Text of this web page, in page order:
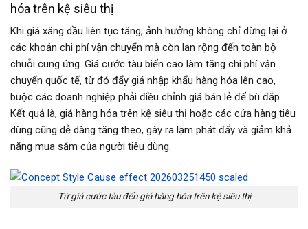
hóa trên kệ siêu thị
Khi giá xăng dầu liên tục tăng, ảnh hưởng không chỉ dừng lại ở
các khoản chi phí vận chuyển mà còn lan rộng đến toàn bộ
chuỗi cung ứng. Giá cước tàu biển cao làm tăng chi phí vận
chuyển quốc tế, từ đó đẩy giá nhập khẩu hàng hóa lên cao,
buộc các doanh nghiệp phải điều chỉnh giá bán lẻ để bù đắp.
Kết quả là, giá hàng hóa trên kệ siêu thị hoặc các cửa hàng tiêu
dùng cũng dễ dàng tăng theo, gây ra lạm phát đẩy và giảm khả
năng mua sắm của người tiêu dùng.
Từ giá cước tàu đến giá hàng hóa trên kệ siêu thị